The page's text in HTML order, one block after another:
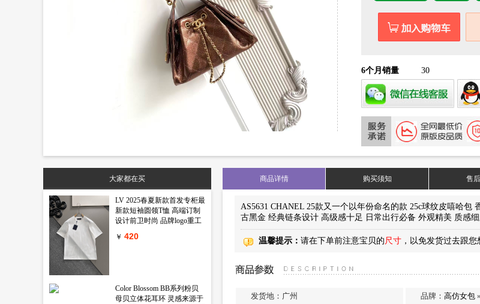
标签：原单香奈儿女包 高仿香奈儿女包 精仿香奈儿女包 原版香奈儿女包
6个月销量 30
大家都在买
LV 2025春夏新款首发专柜最
新款短袖圆领T恤 高端订制
设计前卫时尚 品牌logo重工
面料.手感柔软.穿着舒适.专
￥ 420
Color Blossom BB系列粉贝
母贝立体花耳环 灵感来源于
商品详情 购买须知 售
AS5631 CHANEL 25款又一个以年份命名的款 25c球纹皮嘻哈
古黑金 经典链条设计 高级感十足 日常出行必备 外观精美 质感
温馨提示： 请在下单前注意宝贝的 尺寸 ，以免发货过去跟
发货地：广州
品牌：高仿女包